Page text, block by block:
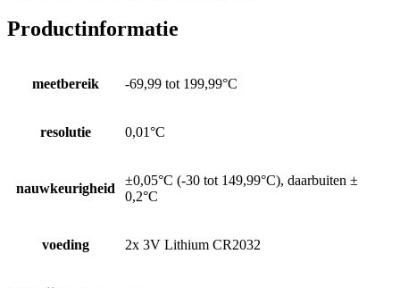
Productinformatie
meetbereik -69,99 tot 199,99°C
resolutie 0,01°C
nauwkeurigheid
±0,05°C (-30 tot 149,99°C), daarbuiten ±
0,2°C
voeding 2x 3V Lithium CR2032